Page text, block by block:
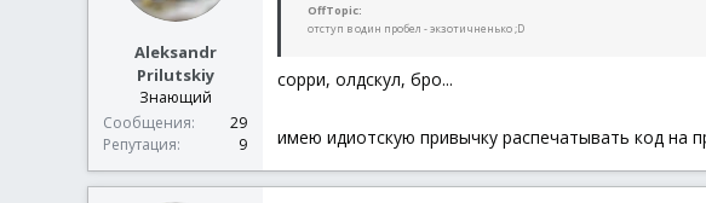
Aleksandr
Prilutskiy
Знающий
Сообщения
29
Репутация
9
OffTopic:
отступ в один пробел - экзотичненько ;D
сорри, олдскул, бро...
имею идиотскую привычку распечатывать код на